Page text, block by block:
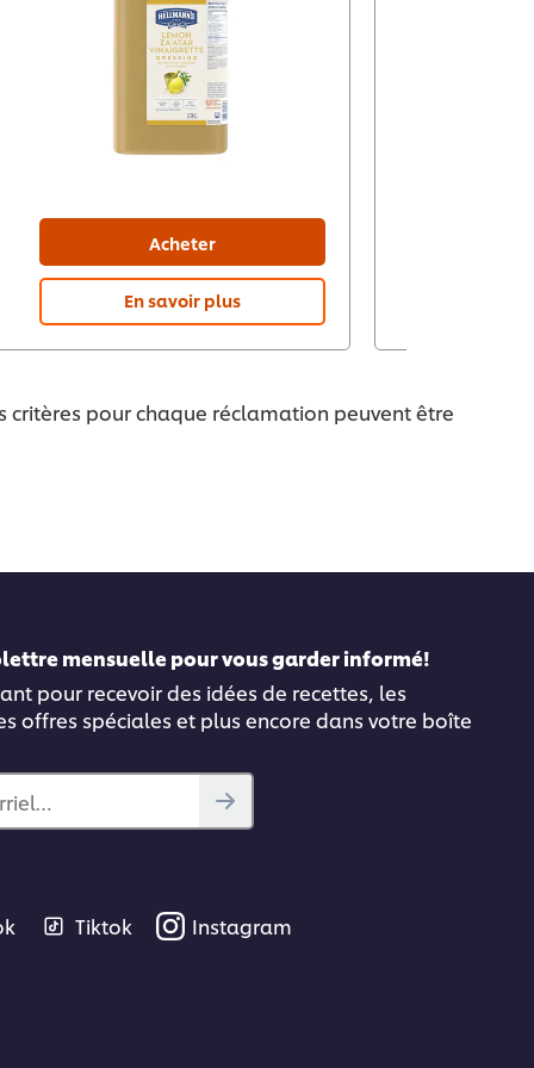
Acheter
En savoir plus
critères pour chaque réclamation peuvent être
mensuelle pour vous garder informé!
pour recevoir des idées de recettes, les
offres spéciales et plus encore dans votre boîte
Tiktok Instagram